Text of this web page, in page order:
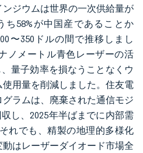
ンジウムは世界の一次供給量が
ち58%が中国産であることか
〜350ドルの間で推移しまし
ノメートル青色レーザーの活
量子効率を損なうことなくウ
用量を削減しました。住友電
ラムは、廃棄された通信モジ
し、2025年半ばまでに内部需
れでも、精製の地理的多様化
はレーザーダイオード市場全